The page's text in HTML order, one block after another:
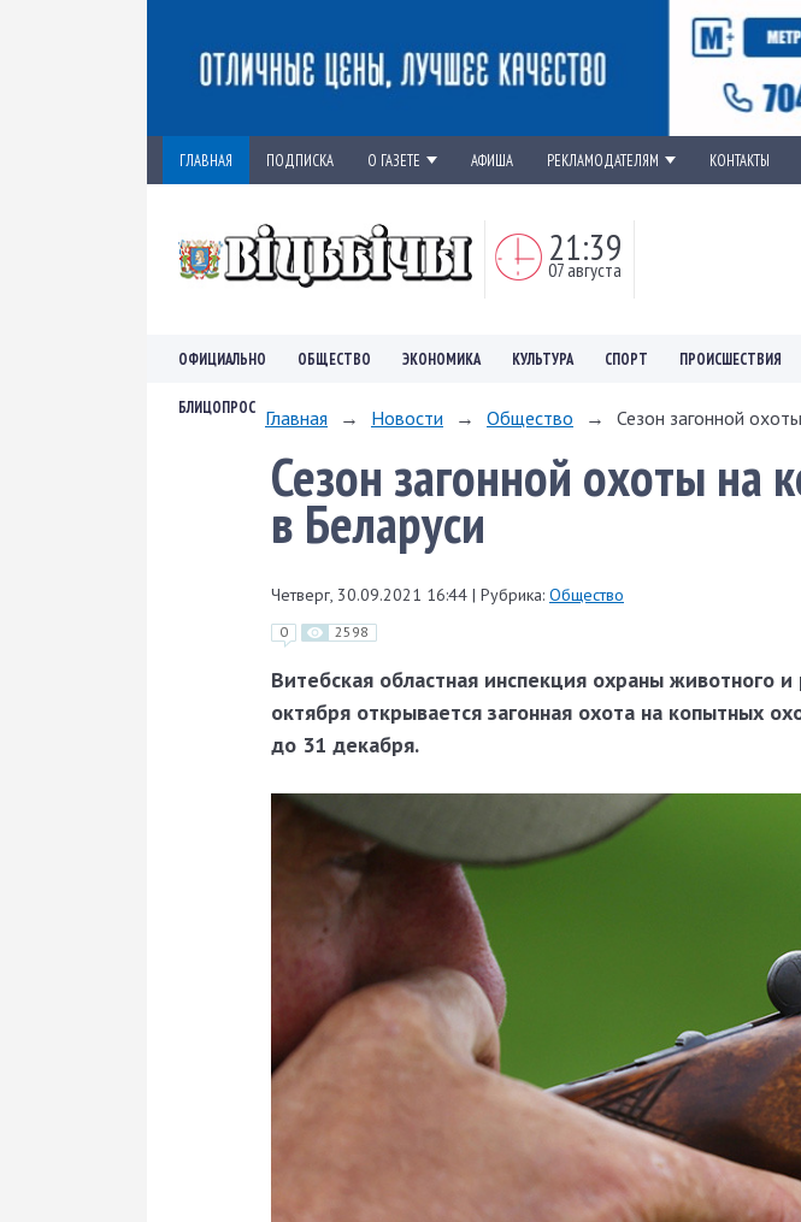
ГЛАВНАЯ ПОДПИСКА О ГАЗЕТЕ АФИША РЕКЛАМОДАТЕЛЯМ КОНТАКТЫ
21:39
07 августа
ОФИЦИАЛЬНО ОБЩЕСТВО ЭКОНОМИКА КУЛЬТУРА СПОРТ ПРОИСШЕСТВИЯ
БЛИЦОПРОС Главная → Новости → Общество → Сезон загонной
Сезон загонной охоты на
в Беларуси
Четверг, 30.09.2021 16:44 | Рубрика: Общество
0 2598
Витебская областная инспекция охраны животного
октября открывается загонная охота на копытных
до 31 декабря.